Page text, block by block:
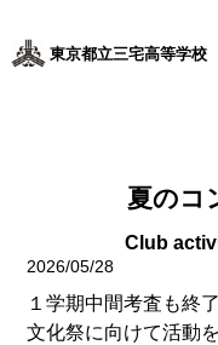
東京都立三宅高等学校
夏のコ
2026/05/28
１学期中間考査も終
文化祭に向けて活動